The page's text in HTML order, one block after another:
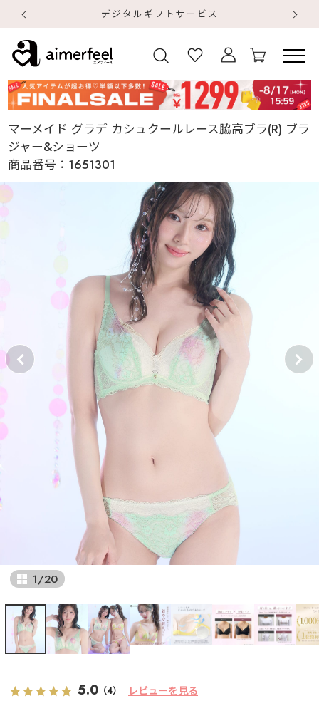
デジタルギフトサービス
マーメイド グラデ カシュクールレース脇高ブラ(R) ブラ
ジャー&ショーツ
商品番号： 1651301
1/20
5.0 （4） レビューを見る